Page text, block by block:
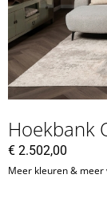
Hoekbank
€ 2.502,00
Meer kleuren & meer